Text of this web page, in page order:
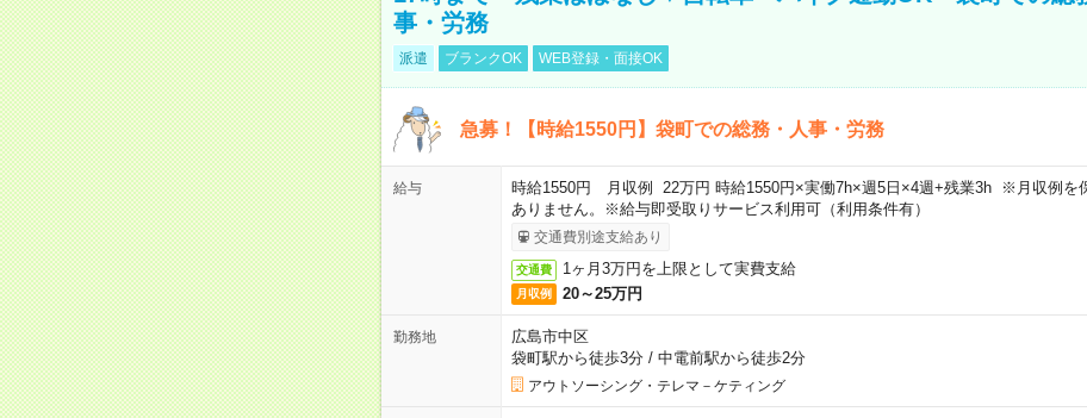
事・労務
派遣 ブランクOK WEB登録・面接OK
急募！【時給1550円】袋町での総務・人事・労務
給与
時給1550円 月収例 22万円 時給1550円×実働7h×週5日×4週+残業3h ※月収例を
ありません。※給与即受取りサービス利用可（利用条件有）
交通費別途支給あり
交通費 1ヶ月3万円を上限として実費支給
月収例 20～25万円
勤務地
広島市中区
袋町駅から徒歩3分/ 中電前駅から徒歩2分
アウトソーシング・テレマ－ケティング